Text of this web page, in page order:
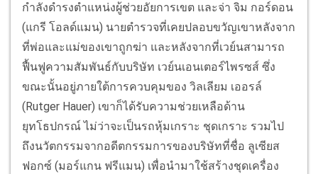
กำลังดำรงตำแหน่งผู้ช่วยอัยการเขต และจ่า จิม กอร์ดอน
(แกรี โอลด์แมน) นายตำรวจที่เคยปลอบขวัญเขาหลังจาก
ที่พ่อและแม่ของเขาถูกฆ่า และหลังจากที่เวย์นสามารถ
ฟื้นฟูความสัมพันธ์กับบริษัท เวย์นเอนเตอร์ไพรซส์ ซึ่ง
ขณะนั้นอยู่ภายใต้การควบคุมของ วิลเลียม เออรล์
(Rutger Hauer) เขาก็ได้รับความช่วยเหลือด้าน
ยุทโธปกรณ์ ไม่ว่าจะเป็นรถหุ้มเกราะ ชุดเกราะ รวมไป
ถึงนวัตกรรมจากอดีตกรรมการของบริษัทที่ชื่อ ลูเซียส
ฟอกซ์ (มอร์แกน ฟรีแมน) เพื่อนำมาใช้สร้างชุดเครื่อง